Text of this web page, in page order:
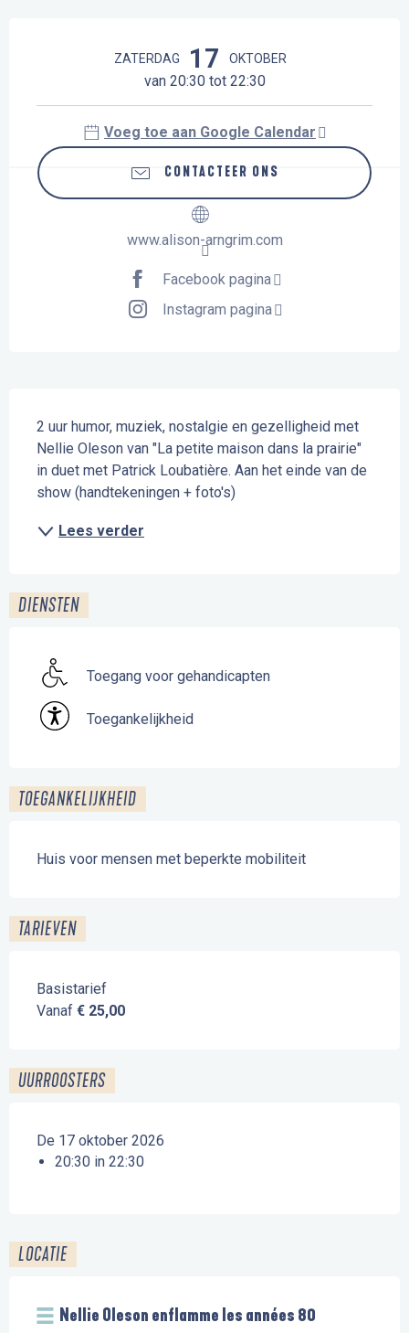
ZATERDAG 17 OKTOBER
van 20:30 tot 22:30
Voeg toe aan Google Calendar
CONTACTEER ONS
www.alison-arngrim.com
Facebook pagina
Instagram pagina
2 uur humor, muziek, nostalgie en gezelligheid met
Nellie Oleson van "La petite maison dans la prairie"
in duet met Patrick Loubatière. Aan het einde van de
show (handtekeningen + foto's)
Lees verder
DIENSTEN
Toegang voor gehandicapten
Toegankelijkheid
TOEGANKELIJKHEID
Huis voor mensen met beperkte mobiliteit
TARIEVEN
Basistarief
Vanaf € 25,00
UURROOSTERS
De 17 oktober 2026
20:30 in 22:30
LOCATIE
Nellie Oleson enflamme les années 80